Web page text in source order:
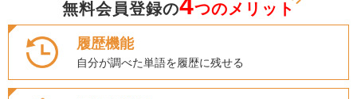
無料会員登録の つのメリット
履歴機能
自分が調べた単語を履歴に残せる